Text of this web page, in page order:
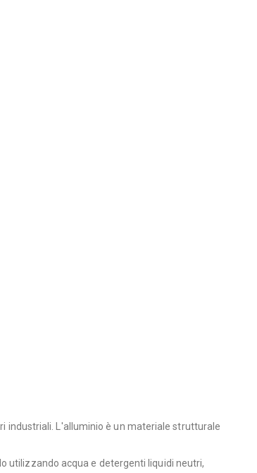
industriali. L'alluminio è un materiale strutturale
utilizzando acqua e detergenti liquidi neutri,